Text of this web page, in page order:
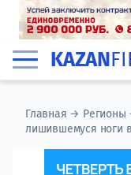
KAZAN
Главная → Регионы
лишившемуся ноги